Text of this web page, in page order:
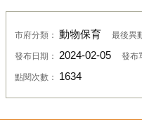
市府分類： 動物保育 最後異
發布日期： 2024-02-05 發布
點閱次數： 1634